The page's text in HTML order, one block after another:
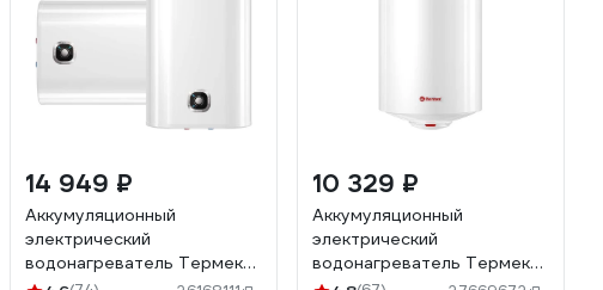
14 949 ₽
Аккумуляционный
электрический
водонагреватель Термекс
10 329 ₽
Аккумуляционный
электрический
водонагреватель Термекс